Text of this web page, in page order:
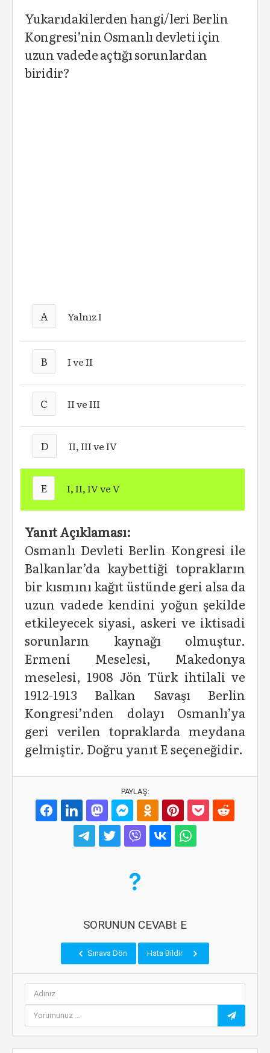
Yukarıdakilerden hangi/leri Berlin
Kongresi’nin Osmanlı devleti için
uzun vadede açtığı sorunlardan
biridir?
A Yalnız I
B I ve II
C II ve III
D II, III ve IV
E I, II, IV ve V
Yanıt Açıklaması:
Osmanlı Devleti Berlin Kongresi ile
Balkanlar’da kaybettiği toprakların
bir kısmını kağıt üstünde geri alsa da
uzun vadede kendini yoğun şekilde
etkileyecek siyasi, askeri ve iktisadi
sorunların kaynağı olmuştur.
Ermeni Meselesi, Makedonya
meselesi, 1908 Jön Türk ihtilali ve
1912-1913 Balkan Savaşı Berlin
Kongresi’nden dolayı Osmanlı’ya
geri verilen topraklarda meydana
gelmiştir. Doğru yanıt E seçeneğidir.
PAYLAŞ:
SORUNUN CEVABI: E
Sınava Dön Hata Bildir